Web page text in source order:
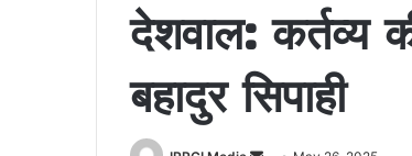
देशवाल: कर्तव्य
बहादुर सिपाही